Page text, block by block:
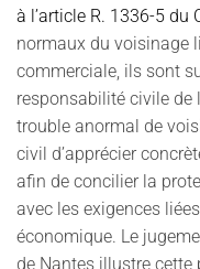
à l’article R. 1336-5 du
normaux du voisinage
commerciale, ils sont
responsabilité civile de
trouble anormal de
civil d’apprécier
afin de concilier la
avec les exigences
économique. Le
de Nantes illustre